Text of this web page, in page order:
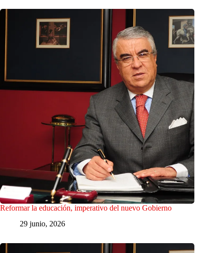
Reformar la educación, imperativo del nuevo Gobierno
29 junio, 2026